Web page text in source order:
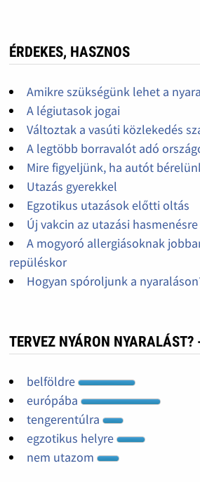
ÉRDEKES, HASZNOS
Amikre szükségünk lehet a
A légiutasok jogai
Változtak a vasúti közlekedés
A legtöbb borravalót adó
Mire figyeljünk, ha autót
Utazás gyerekkel
Egzotikus utazások előtti oltás
Új vakcin az utazási hasmenésre
A mogyoró allergiásoknak
repüléskor
Hogyan spóroljunk a
TERVEZ NYÁRON NYARALÁST?
belföldre
európába
tengerentúlra
egzotikus helyre
nem utazom